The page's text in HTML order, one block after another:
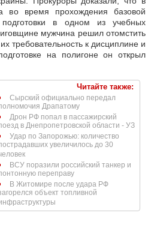
во время прохождения базовой
подготовки в одном из учебных
мужчина решил отомстить
требовательность к дисциплине и
на полигоне он открыл
Читайте также:
Сырский официально передал
Драпатому
Дрон РФ попал в пассажирский
в Днепропетровской области - УЗ
Удар по Запорожью: количество
увеличилось до 30
ВСУ поразили российский танкер и
переправу
В Житомире после удара РФ
объект топливной